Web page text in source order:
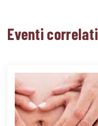
Eventi correlati